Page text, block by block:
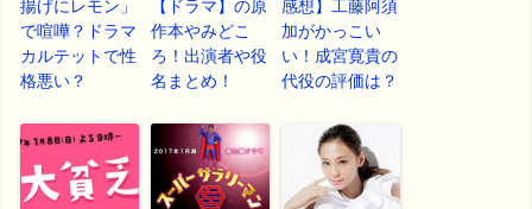
揚げにレモン」
で喧嘩？ドラマ
カルテットで性
格悪い？
【ドラマ】の原
作本やみどこ
ろ！出演者や役
名まとめ！
感想】工藤阿須
加がかっこい
い！成宮寛貴の
代役の評価は？